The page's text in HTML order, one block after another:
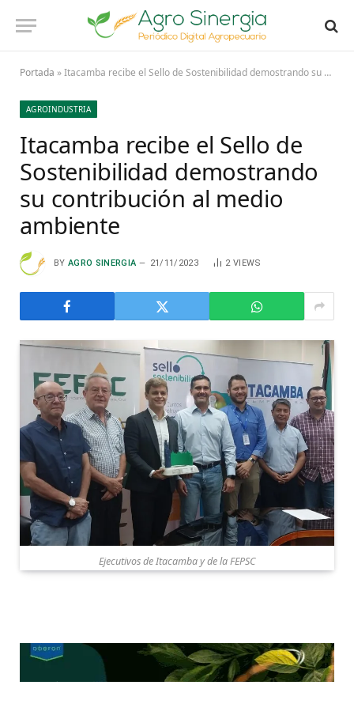
Portada »Itacamba recibe el Sello de Sostenibilidad demostrando su contribución al medio ambiente
AGROINDUSTRIA
Itacamba recibe el Sello de
Sostenibilidad demostrando
su contribución al medio
ambiente
BY AGRO SINERGIA 21/11/2023 2 VIEWS
Ejecutivos de Itacamba y de la FEPSC